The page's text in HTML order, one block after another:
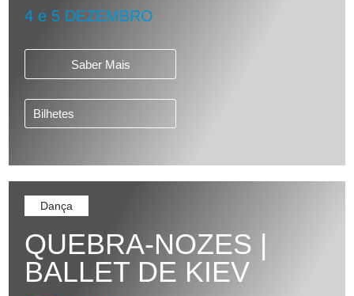
4 e 5 DEZEMBRO
Saber Mais
Bilhetes
Dança
QUEBRA-NOZES |
BALLET DE KIEV